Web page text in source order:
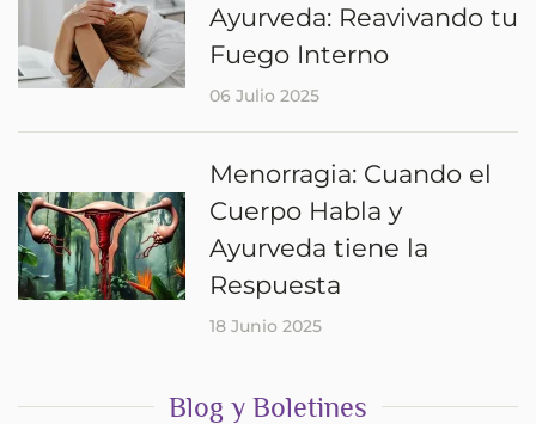
Ayurveda: Reavivando tu
Fuego Interno
06 Julio 2025
Menorragia: Cuando el
Cuerpo Habla y
Ayurveda tiene la
Respuesta
18 Junio 2025
Blog y Boletines